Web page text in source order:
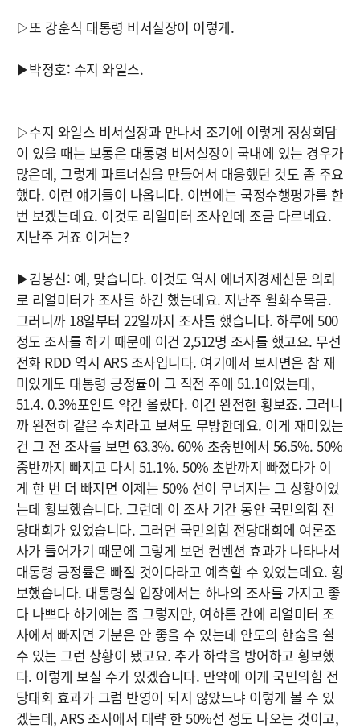
▷또 강훈식 대통령 비서실장이 이렇게.
▶박정호: 수지 와일스.
▷수지 와일스 비서실장과 만나서 조기에 이렇게 정상회담
이 있을 때는 보통은 대통령 비서실장이 국내에 있는 경우가
많은데, 그렇게 파트너십을 만들어서 대응했던 것도 좀 주요
했다. 이런 얘기들이 나옵니다. 이번에는 국정수행평가를 한
번 보겠는데요. 이것도 리얼미터 조사인데 조금 다르네요.
지난주 거죠 이거는?
▶김봉신: 예, 맞습니다. 이것도 역시 에너지경제신문 의뢰
로 리얼미터가 조사를 하긴 했는데요. 지난주 월화수목금.
그러니까 18일부터 22일까지 조사를 했습니다. 하루에 500
정도 조사를 하기 때문에 이건 2,512명 조사를 했고요. 무선
전화 RDD 역시 ARS 조사입니다. 여기에서 보시면은 참 재
미있게도 대통령 긍정률이 그 직전 주에 51.1이었는데,
51.4. 0.3%포인트 약간 올랐다. 이건 완전한 횡보죠. 그러니
까 완전히 같은 수치라고 보셔도 무방한데요. 이게 재미있는
건 그 전 조사를 보면 63.3%. 60% 초중반에서 56.5%. 50%
중반까지 빠지고 다시 51.1%. 50% 초반까지 빠졌다가 이
게 한 번 더 빠지면 이제는 50% 선이 무너지는 그 상황이었
는데 횡보했습니다. 그런데 이 조사 기간 동안 국민의힘 전
당대회가 있었습니다. 그러면 국민의힘 전당대회에 여론조
사가 들어가기 때문에 그렇게 보면 컨벤션 효과가 나타나서
대통령 긍정률은 빠질 것이다라고 예측할 수 있었는데요. 횡
보했습니다. 대통령실 입장에서는 하나의 조사를 가지고 좋
다 나쁘다 하기에는 좀 그렇지만, 여하튼 간에 리얼미터 조
사에서 빠지면 기분은 안 좋을 수 있는데 안도의 한숨을 쉴
수 있는 그런 상황이 됐고요. 추가 하락을 방어하고 횡보했
다. 이렇게 보실 수가 있겠습니다. 만약에 이게 국민의힘 전
당대회 효과가 그럼 반영이 되지 않았느냐 이렇게 볼 수 있
겠는데, ARS 조사에서 대략 한 50%선 정도 나오는 것이고,